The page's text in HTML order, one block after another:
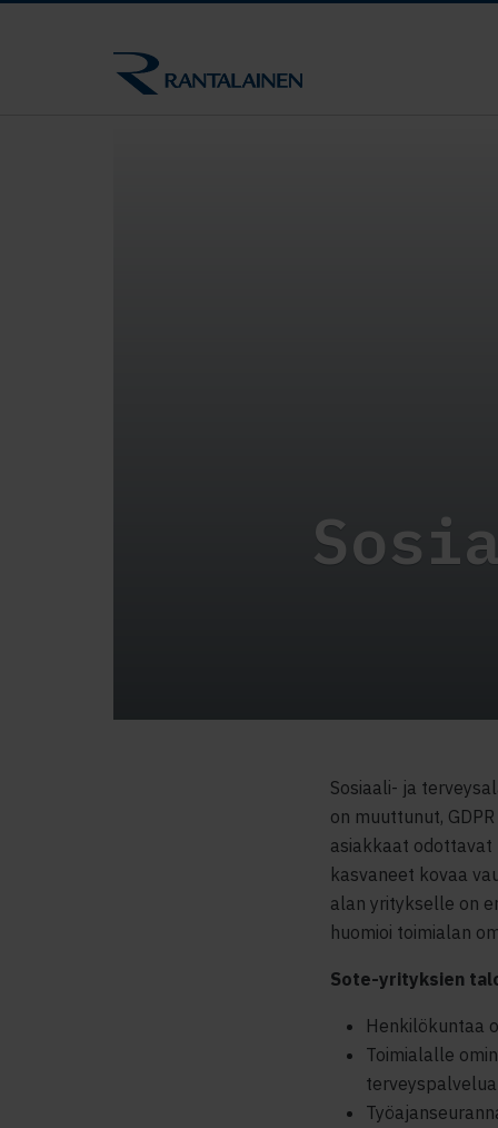
Sosiaali- ja
on muuttunut,
asiakkaat odottavat
kasvaneet kovaa
alan yritykselle on
huomioi toimialan
Sote-yrityksien
Henkilökuntaa
Toimialalle